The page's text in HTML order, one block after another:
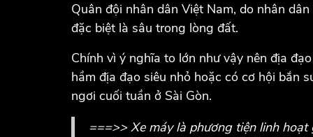
Quân đội nhân dân Việt Nam, do nhân
đặc biệt là sâu trong lòng đất.
Chính vì ý nghĩa to lớn như vậy nên địa
hầm địa đạo siêu nhỏ hoặc có cơ hội bắn
ngơi cuối tuần ở Sài Gòn.
===>> Xe máy là phương tiện linh